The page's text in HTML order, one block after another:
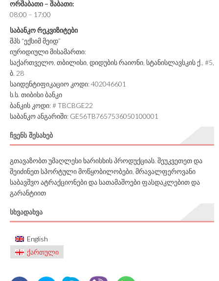
ორშაბათი – შაბათი:
08:00 – 17:00
საბანკო რეკვიზიტები
შპს “ექსიმ მეიდ”
იურიდიული მისამართი:
საქართველო, თბილისი, დიდუბის რაიონი, სტანისლავსკის ქ., #5,
ბ. 28
საიდენტიფიკაციო კოდი: 402046601
ს.ს. თიბისი ბანკი
ბანკის კოდი: # TBCBGE22
საბანკო ანგარიში: GE56TB7657536050100001
ᲩᲕᲔᲜᲡ ᲨᲔᲡᲐᲮᲔᲑ
გთავაზობთ უმაღლესი ხარისხის პროდუქციას. შეუკვეთეთ და
შეიძინეთ სპორტული მოწყობილობები, მრავალფეროვანი
საბავშვო ატრაქციონები და სათამაშოები ფასდაკლებით და
გარანტიით
ᲡᲮᲕᲐᲓᲐᲮᲕᲐ
English
ქართული